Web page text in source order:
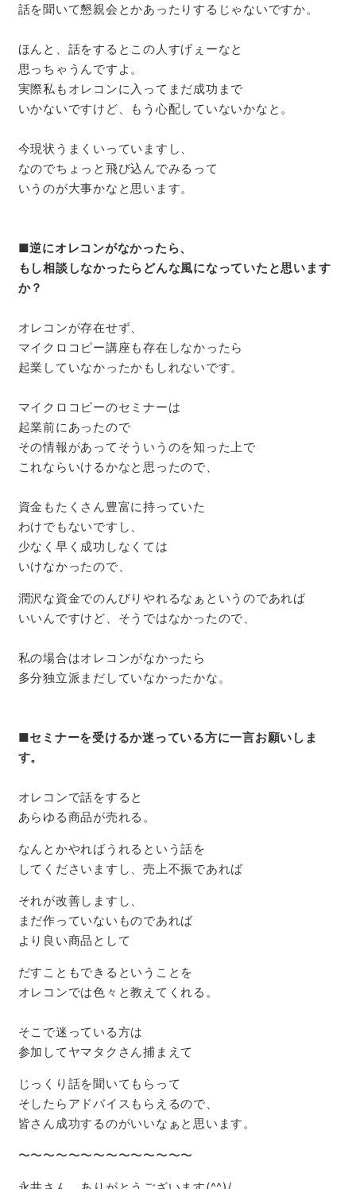
話を聞いて懇親会とかあったりするじゃないですか。
ほんと、話をするとこの人すげぇーなと
思っちゃうんですよ。
実際私もオレコンに入ってまだ成功まで
いかないですけど、もう心配していないかなと。
今現状うまくいっていますし、
なのでちょっと飛び込んでみるって
いうのが大事かなと思います。
■逆にオレコンがなかったら、
もし相談しなかったらどんな風になっていたと思います
か？
オレコンが存在せず、
マイクロコピー講座も存在しなかったら
起業していなかったかもしれないです。
マイクロコピーのセミナーは
起業前にあったので
その情報があってそういうのを知った上で
これならいけるかなと思ったので、
資金もたくさん豊富に持っていた
わけでもないですし、
少なく早く成功しなくては
いけなかったので、
潤沢な資金でのんびりやれるなぁというのであれば
いいんですけど、そうではなかったので、
私の場合はオレコンがなかったら
多分独立派まだしていなかったかな。
■セミナーを受けるか迷っている方に一言お願いしま
す。
オレコンで話をすると
あらゆる商品が売れる。
なんとかやればうれるという話を
してくださいますし、売上不振であれば
それが改善しますし、
まだ作っていないものであれば
より良い商品として
だすこともできるということを
オレコンでは色々と教えてくれる。
そこで迷っている方は
参加してヤマタクさん捕まえて
じっくり話を聞いてもらって
そしたらアドバイスもらえるので、
皆さん成功するのがいいなぁと思います。
〜〜〜〜〜〜〜〜〜〜〜〜〜〜